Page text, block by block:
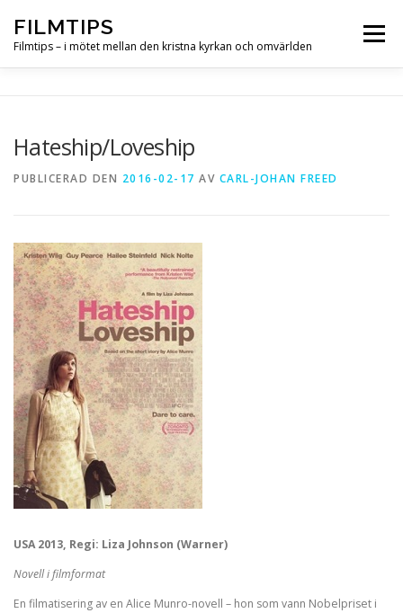
innehåll
FILMTIPS
Filmtips – i mötet mellan den kristna kyrkan och omvärlden
Meny
Hateship/Loveship
PUBLICERAD DEN 2016-02-17 AV CARL-JOHAN FREED
USA 2013, Regi: Liza Johnson (Warner)
Novell i filmformat
En filmatisering av en Alice Munro-novell – hon som vann Nobelpriset i